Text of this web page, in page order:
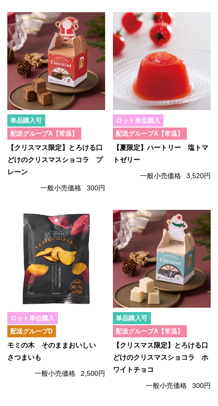
単品購入可
配送グループA【常温】
【クリスマス限定】とろける口
どけのクリスマスショコラ プ
レーン
一般小売価格 300円
ロット単位購入
配送グループA【常温】
【夏限定】ハートリー 塩トマ
トゼリー
一般小売価格 3,520円
ロット単位購入
配送グループD
モミの木 そのままおいしい
さつまいも
一般小売価格 2,500円
単品購入可
配送グループA【常温】
【クリスマス限定】とろける口
どけのクリスマスショコラ ホ
ワイトチョコ
一般小売価格 300円